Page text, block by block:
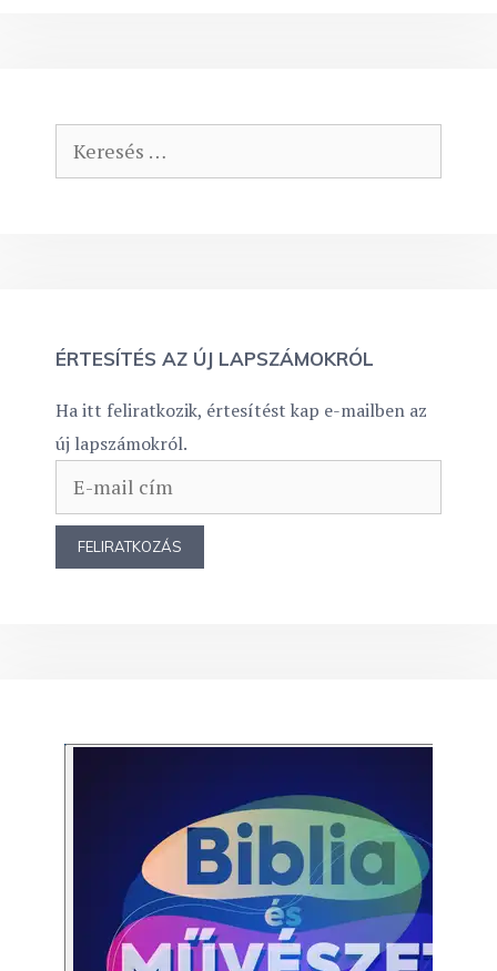
Keresés:
ÉRTESÍTÉS AZ ÚJ LAPSZÁMOKRÓL
Ha itt feliratkozik, értesítést kap e-mailben az
új lapszámokról.